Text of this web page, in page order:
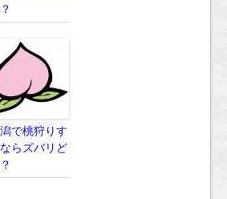
で桃狩りす
らズバリど